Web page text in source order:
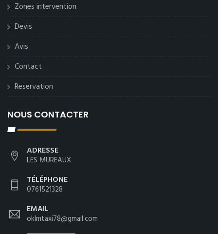
Zones intervention
Devis
Avis
Contact
Reservation
NOUS CONTACTER
ADRESSE
LES MUREAUX
TÉLÉPHONE
0761521328
EMAIL
oklmtaxi78@gmail.com